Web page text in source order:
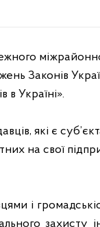
Законів
в Україні».
які є
на свої
і
захисту